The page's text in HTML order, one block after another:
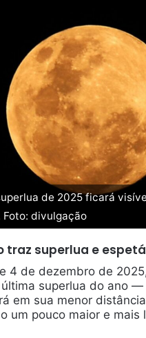
de 2025 ficará
divulgação
traz superlua e
4 de dezembro de
superlua do ano —
em sua menor
um pouco maior e mais